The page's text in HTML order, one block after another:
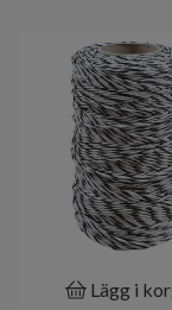
Lägg i